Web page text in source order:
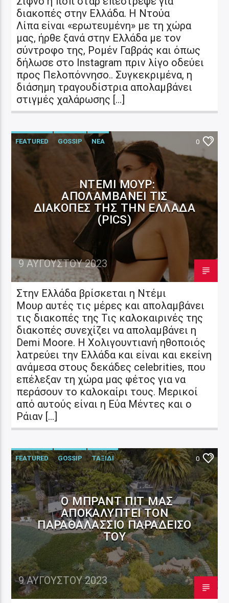
διακοπές στην Ελλάδα. Η Ντούα
Λίπα είναι «ερωτευμένη» με τη χώρα
μας, ήρθε ξανά στην Ελλάδα με τον
σύντροφο της, Ρομέν Γαβράς και όπως
δήλωσε στο Instagram πριν λίγο οδεύει
προς Πελοπόννησο.. Συγκεκριμένα, η
διάσημη τραγουδίστρια απολαμβάνει
στιγμές χαλάρωσης […]
FEATURED GOSSIP ΝΕΑ 0
ΝΤΈΜΙ ΜΟΥΡ:
ΑΠΟΛΑΜΒΆΝΕΙ ΤΙΣ
ΔΙΑΚΟΠΈΣ ΤΗΣ ΤΗΝ ΕΛΛΆΔΑ
(PICS)
9 ΑΥΓΟΎΣΤΟΥ 2023
Στην Ελλάδα βρίσκεται η Ντέμι
Μουρ αυτές τις μέρες και απολαμβάνει
τις διακοπές της Τις καλοκαιρινές της
διακοπές συνεχίζει να απολαμβάνει η
Demi Moore. Η Χολιγουντιανή ηθοποιός
λατρεύει την Ελλάδα και είναι και εκείνη
ανάμεσα στους δεκάδες celebrities, που
επέλεξαν τη χώρα μας φέτος για να
περάσουν το καλοκαίρι τους. Μερικοί
από αυτούς είναι η Εύα Μέντες και ο
Ράιαν […]
FEATURED GOSSIP ΤΑΞΙΔΙ 0
Ο ΜΠΡΑΝΤ ΠΙΤ ΜΑΣ
ΑΠΟΚΑΛΎΠΤΕΙ ΤΟΝ
ΠΑΡΑΘΑΛΆΣΣΙΟ ΠΑΡΆΔΕΙΣΟ
ΤΟΥ
9 ΑΥΓΟΎΣΤΟΥ 2023